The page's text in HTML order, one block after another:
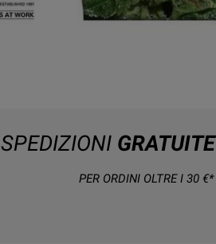
SPEDIZIONI GRATUITE
PER ORDINI OLTRE I 30 €*